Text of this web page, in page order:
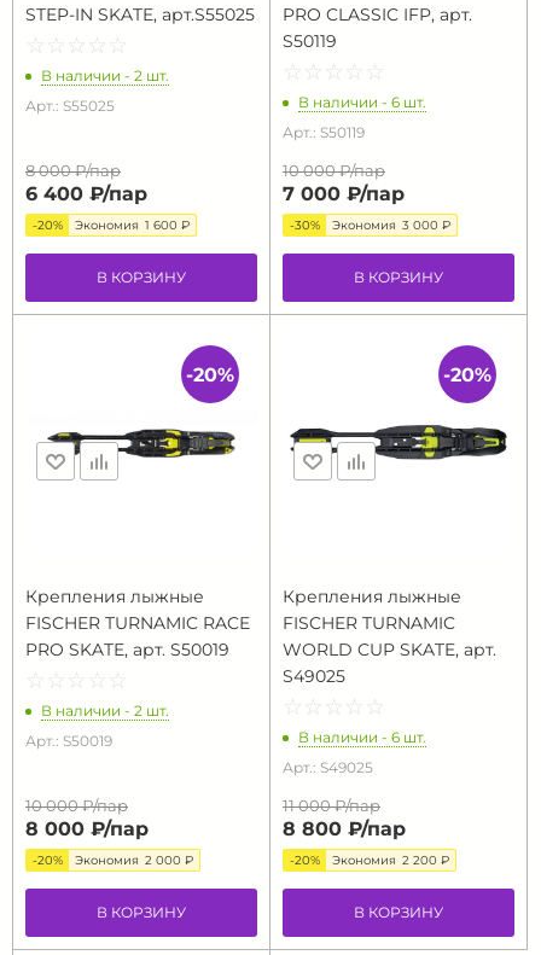
STEP-IN SKATE, арт.S55025
☆ ☆ ☆ ☆ ☆
★ ★ ★ ★ ★
В наличии - 2 шт.
Арт.: S55025
8 000 ₽/пар
6 400 ₽/пар
-20% Экономия 1 600 ₽
В КОРЗИНУ
PRO CLASSIC IFP, арт.
S50119
☆ ☆ ☆ ☆ ☆
★ ★ ★ ★ ★
В наличии - 6 шт.
Арт.: S50119
10 000 ₽/пар
7 000 ₽/пар
-30% Экономия 3 000 ₽
В КОРЗИНУ
Крепления лыжные
FISCHER TURNAMIC RACE
PRO SKATE, арт. S50019
☆ ☆ ☆ ☆ ☆
★ ★ ★ ★ ★
В наличии - 2 шт.
Арт.: S50019
10 000 ₽/пар
8 000 ₽/пар
-20% Экономия 2 000 ₽
В КОРЗИНУ
-20%
Крепления лыжные
FISCHER TURNAMIC
WORLD CUP SKATE, арт.
S49025
☆ ☆ ☆ ☆ ☆
★ ★ ★ ★ ★
В наличии - 6 шт.
Арт.: S49025
11 000 ₽/пар
8 800 ₽/пар
-20% Экономия 2 200 ₽
В КОРЗИНУ
-20%